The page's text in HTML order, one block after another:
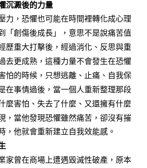
沉澱後的力量
力，恐懼也可能在時間裡轉化成心理
「創傷後成長」，意思不是說痛苦值
歷重大打擊後，經過消化、反思與重
去更成熟，這種力量不會發生在恐懼
怕的時候，只想逃離、止痛、自我保
在事情過後，當一個人重新整理那段
麼害怕、失去了什麼、又還擁有什麼
，當他發現恐懼雖然痛苦，卻沒有摧
，他就會重新建立自我效能感。
家曾在商場上遭遇毀滅性破產，原本